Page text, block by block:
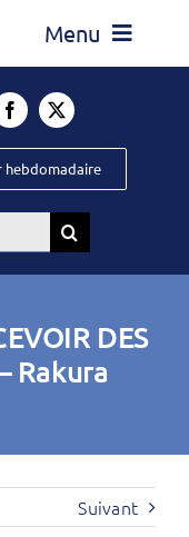
Menu
hebdomadaire
DES
Rakura
Suivant